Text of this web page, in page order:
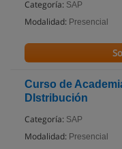
Categoría: SAP
Modalidad: Presencial
Curso de
DIstribución
Categoría: SAP
Modalidad: Presencial